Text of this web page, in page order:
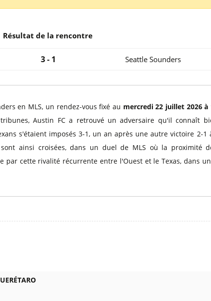
Résultat de la rencontre
3 - 1 Seattle Sounders
en MLS, un rendez-vous fixé au mercredi 22 juillet 2026 à
Austin FC a retrouvé un adversaire qu'il connaît
s'étaient imposés 3-1, un an après une autre victoire 2-1
ainsi croisées, dans un duel de MLS où la proximité
par cette rivalité récurrente entre l'Ouest et le Texas, dans